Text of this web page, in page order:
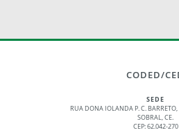
CODED/
SEDE
RUA DONA IOLANDA P. C. BARRETO,
SOBRAL, CE.
CEP: 62.042-270